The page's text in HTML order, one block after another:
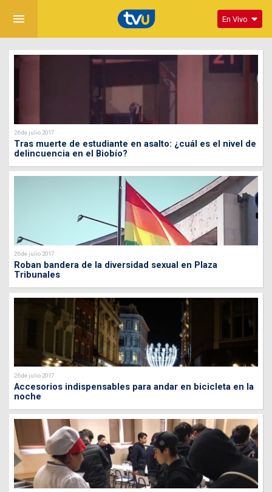
menu En Vivo
26 de julio 2017
Tras muerte de estudiante en asalto: ¿cuál es el nivel de
delincuencia en el Biobío?
26 de julio 2017
Roban bandera de la diversidad sexual en Plaza
Tribunales
26 de julio 2017
Accesorios indispensables para andar en bicicleta en la
noche